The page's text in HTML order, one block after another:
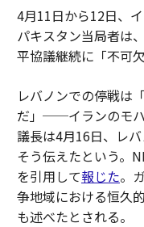
4月11日から12日、
パキスタン当局者は
平協議継続に「不可
レバノンでの停戦は
だ」──イランのモ
議長は4月16日、レ
そう伝えたという。
を引用して報じた。
争地域における恒久
も述べたとされる。